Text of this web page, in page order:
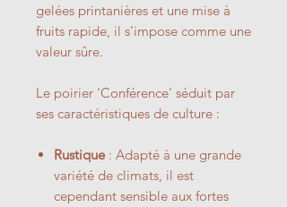
gelées printanières et une mise à
fruits rapide, il s’impose comme une
valeur sûre.
Le poirier 'Conférence' séduit par
ses caractéristiques de culture :
Rustique : Adapté à une grande
variété de climats, il est
cependant sensible aux fortes